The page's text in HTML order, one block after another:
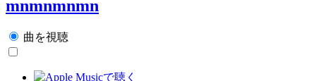
mnmnmnmn
曲を視聴